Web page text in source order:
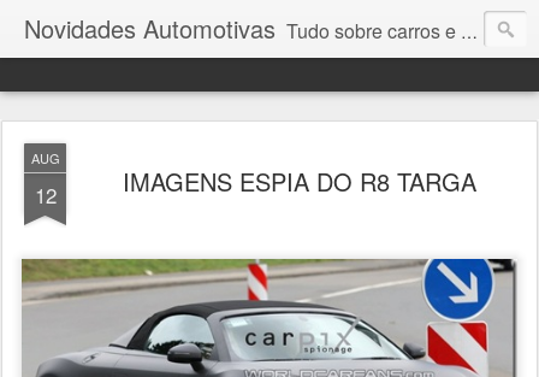
Novidades Automotivas Tudo sobre carros e motores
AUG
12 IMAGENS ESPIA DO R8 TARGA